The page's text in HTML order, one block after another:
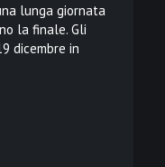
lunga giornata
la finale. Gli
dicembre in